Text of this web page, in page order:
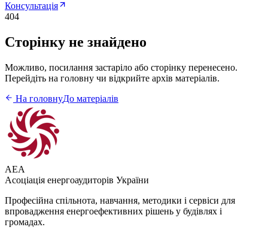
Консультація
404
Сторінку не знайдено
Можливо, посилання застаріло або сторінку перенесено.
Перейдіть на головну чи відкрийте архів матеріалів.
На головнуДо матеріалів
AEA
Асоціація енергоаудиторів України
Професійна спільнота, навчання, методики і сервіси для
впровадження енергоефективних рішень у будівлях і
громадах.